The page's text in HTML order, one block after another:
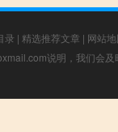
录 | 精选推荐文章 | 网站
说明，我们会及